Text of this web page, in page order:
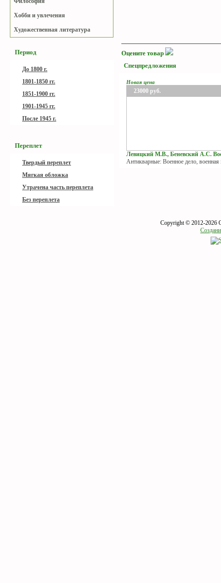
Хобби и увлечения
Художественная литература
Период
До 1800 г.
1801-1850 гг.
1851-1900 гг.
1901-1945 гг.
После 1945 г.
Переплет
Твердый переплет
Мягкая обложка
Утрачена часть переплета
Без переплета
Оцените товар
Спецпредложения
Новая цена
23000 руб.
Левицкий М.В., Беневский А.С.
Антикварные: Военное дело, военная
Copyright © 2012-2026